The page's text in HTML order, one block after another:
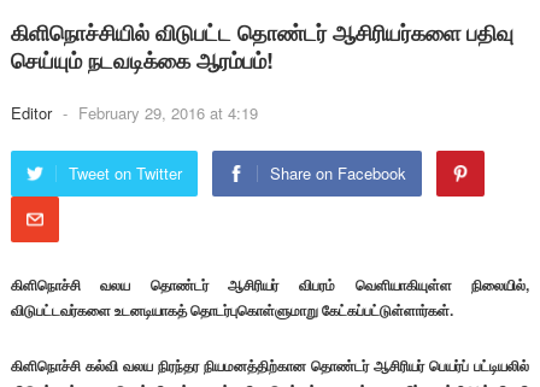
கிளிநொச்சியில் விடுபட்ட தொண்டர் ஆசிரியர்களை பதிவு
செய்யும் நடவடிக்கை ஆரம்பம்!
Editor - February 29, 2016 at 4:19
Tweet on Twitter Share on Facebook
கிளிநொச்சி வலய தொண்டர் ஆசிரியர் விபரம் வெளியாகியுள்ள நிலையில்,
விடுபட்டவர்களை உடனடியாகத் தொடர்புகொள்ளுமாறு கேட்கப்பட்டுள்ளார்கள்.
கிளிநொச்சி கல்வி வலய நிரந்தர நியமனத்திற்கான தொண்டர் ஆசிரியர் பெயர்ப் பட்டியலில்